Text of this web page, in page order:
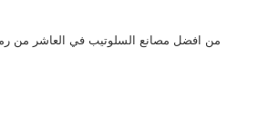
من افضل مصانع السلوتيب في العاشر من